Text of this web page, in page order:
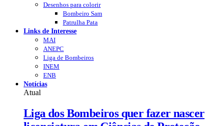
Desenhos para colorir
Bombeiro Sam
Patrulha Pata
Links de Interesse
MAI
ANEPC
Liga de Bombeiros
INEM
ENB
Notícias
Atual
Liga dos Bombeiros quer fazer nascer